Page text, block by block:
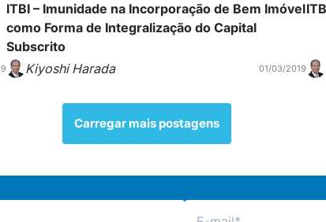
ITBI – Imunidade na Incorporação de Bem Imóvel
como Forma de Integralização do Capital
Subscrito
Kiyoshi Harada
01/03/2019
Carregar mais postagens